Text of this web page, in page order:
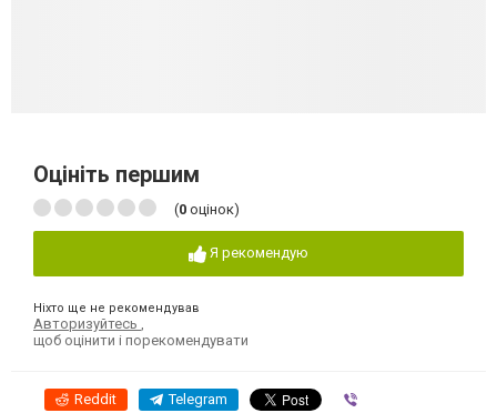
Оцініть першим
(0 оцінок)
Я рекомендую
Ніхто ще не рекомендував
Авторизуйтесь
щоб оцінити і порекомендувати
Reddit Telegram